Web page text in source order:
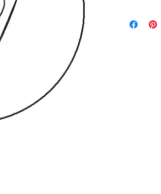
nos soins.